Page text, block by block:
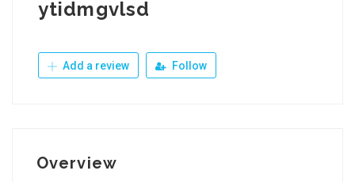
ytidmgvlsd
Add a review Follow
Overview